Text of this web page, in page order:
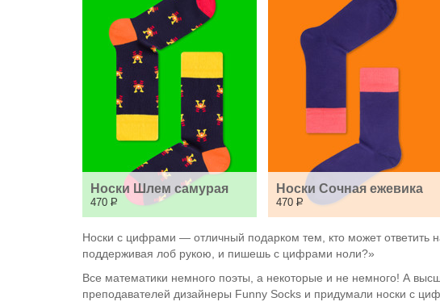
Носки Шлем самурая
470 Р
Носки Сочная ежевика
470 Р
Носки с цифрами — отличный подарком тем, кто может ответить
поддерживая лоб рукою, и пишешь с цифрами ноли?»
Все математики немного поэты, а некоторые и не немного! А
преподавателей дизайнеры Funny Socks и придумали носки с